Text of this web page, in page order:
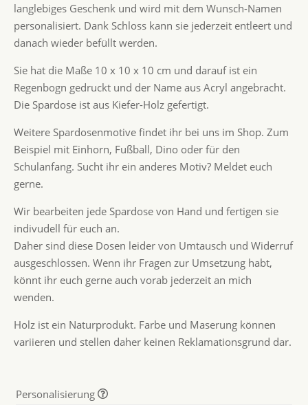
langlebiges Geschenk und wird mit dem Wunsch-Namen
personalisiert. Dank Schloss kann sie jederzeit entleert und
danach wieder befüllt werden.
Sie hat die Maße 10 x 10 x 10 cm und darauf ist ein
Regenbogn gedruckt und der Name aus Acryl angebracht.
Die Spardose ist aus Kiefer-Holz gefertigt.
Weitere Spardosenmotive findet ihr bei uns im Shop. Zum
Beispiel mit Einhorn, Fußball, Dino oder für den
Schulanfang. Sucht ihr ein anderes Motiv? Meldet euch
gerne.
Wir bearbeiten jede Spardose von Hand und fertigen sie
indivudell für euch an.
Daher sind diese Dosen leider von Umtausch und Widerruf
ausgeschlossen. Wenn ihr Fragen zur Umsetzung habt,
könnt ihr euch gerne auch vorab jederzeit an mich
wenden.
Holz ist ein Naturprodukt. Farbe und Maserung können
variieren und stellen daher keinen Reklamationsgrund dar.
Personalisierung